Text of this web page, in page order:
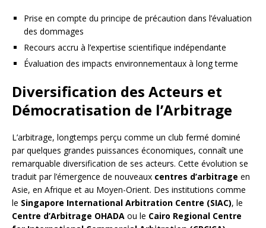
Prise en compte du principe de précaution dans l’évaluation
des dommages
Recours accru à l’expertise scientifique indépendante
Évaluation des impacts environnementaux à long terme
Diversification des Acteurs et
Démocratisation de l’Arbitrage
L’arbitrage, longtemps perçu comme un club fermé dominé
par quelques grandes puissances économiques, connaît une
remarquable diversification de ses acteurs. Cette évolution se
traduit par l’émergence de nouveaux centres d’arbitrage en
Asie, en Afrique et au Moyen-Orient. Des institutions comme
le Singapore International Arbitration Centre (SIAC), le
Centre d’Arbitrage OHADA ou le Cairo Regional Centre